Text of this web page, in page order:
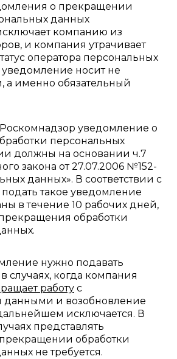
о прекращении
данных
компанию из
и компания утрачивает
оператора персональных
носит не
а именно обязательный
уведомление о
персональных
должны на основании ч.7
закона от 27.07.2006 №152-
данных». В соответствии с
такое уведомление
в течение 10 рабочих дней,
обработки
нужно подавать
случаях, когда компания
работу с
данными и возобновление
исключается. В
представлять
обработки
не требуется.